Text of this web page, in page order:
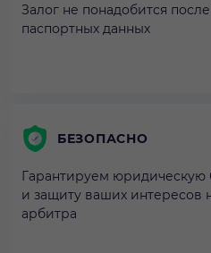
Залог не понадобится
паспортных данных
БЕЗОПАСНО
Гарантируем юридическую
и защиту ваших интересов
арбитра